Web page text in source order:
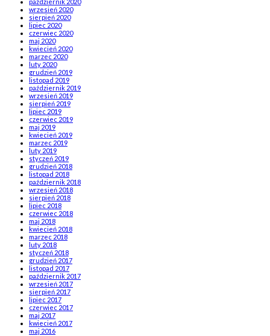
październik 2020
wrzesień 2020
sierpień 2020
lipiec 2020
czerwiec 2020
maj 2020
kwiecień 2020
marzec 2020
luty 2020
grudzień 2019
listopad 2019
październik 2019
wrzesień 2019
sierpień 2019
lipiec 2019
czerwiec 2019
maj 2019
kwiecień 2019
marzec 2019
luty 2019
styczeń 2019
grudzień 2018
listopad 2018
październik 2018
wrzesień 2018
sierpień 2018
lipiec 2018
czerwiec 2018
maj 2018
kwiecień 2018
marzec 2018
luty 2018
styczeń 2018
grudzień 2017
listopad 2017
październik 2017
wrzesień 2017
sierpień 2017
lipiec 2017
czerwiec 2017
maj 2017
kwiecień 2017
maj 2016